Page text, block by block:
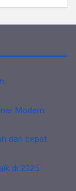
Modern
dan cepat
di 2025